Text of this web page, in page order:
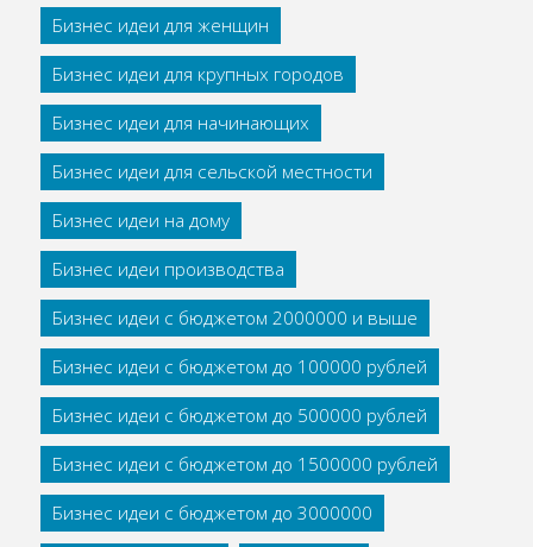
Бизнес идеи для женщин
Бизнес идеи для крупных городов
Бизнес идеи для начинающих
Бизнес идеи для сельской местности
Бизнес идеи на дому
Бизнес идеи производства
Бизнес идеи с бюджетом 2000000 и выше
Бизнес идеи с бюджетом до 100000 рублей
Бизнес идеи с бюджетом до 500000 рублей
Бизнес идеи с бюджетом до 1500000 рублей
Бизнес идеи с бюджетом до 3000000